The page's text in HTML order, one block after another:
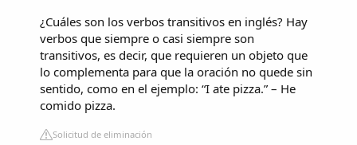
¿Cuáles son los verbos transitivos en inglés? Hay
verbos que siempre o casi siempre son
transitivos, es decir, que requieren un objeto que
lo complementa para que la oración no quede sin
sentido, como en el ejemplo: “I ate pizza.” – He
comido pizza.
Solicitud de eliminación